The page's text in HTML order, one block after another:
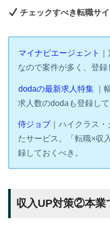
チェックすべき転職サイ
マイナビエージェント
なので案件が多く、登録
dodaの最新求人特集 ｜
求人数のdodaも登録して
侍ジョブ ｜ハイクラス
たサービス。「転職×収
録しておくべき。
収入UP対策②本業